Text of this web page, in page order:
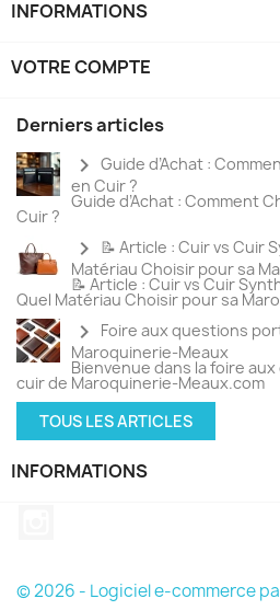
INFORMATIONS
VOTRE COMPTE
Derniers articles
chevron_right Guide d’Achat :
en Cuir ?
Guide d’Achat : Comment
Cuir ?
chevron_right
📝 Article : Cuir vs Cuir
Matériau Choisir pour sa
📝 Article : Cuir vs Cuir
Quel Matériau Choisir pour sa
chevron_right
Foire aux questions
Maroquinerie-Meaux
Bienvenue dans la foire
cuir de Maroquinerie-Meaux.com
TOUS LES ARTICLES
INFORMATIONS
© 2026 - Logiciel e-commerce